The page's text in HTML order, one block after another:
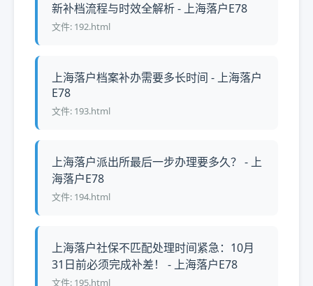
新补档流程与时效全解析 - 上海落户E78
文件: 192.html
上海落户档案补办需要多长时间 - 上海落户
E78
文件: 193.html
上海落户派出所最后一步办理要多久？ - 上
海落户E78
文件: 194.html
上海落户社保不匹配处理时间紧急：10月
31日前必须完成补差！ - 上海落户E78
文件: 195.html